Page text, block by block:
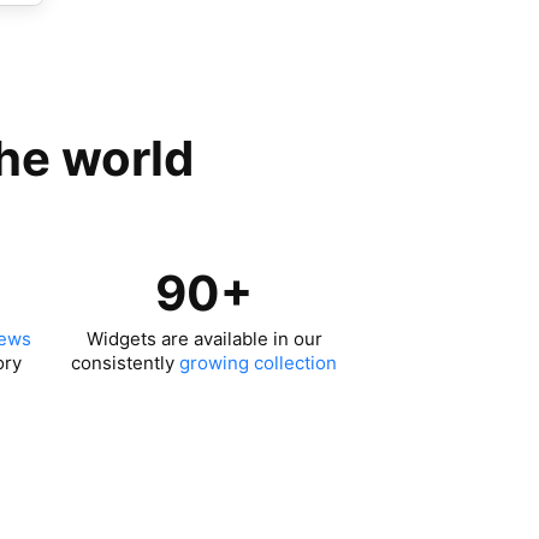
world
90+
Widgets are available in our
consistentlygrowing collection